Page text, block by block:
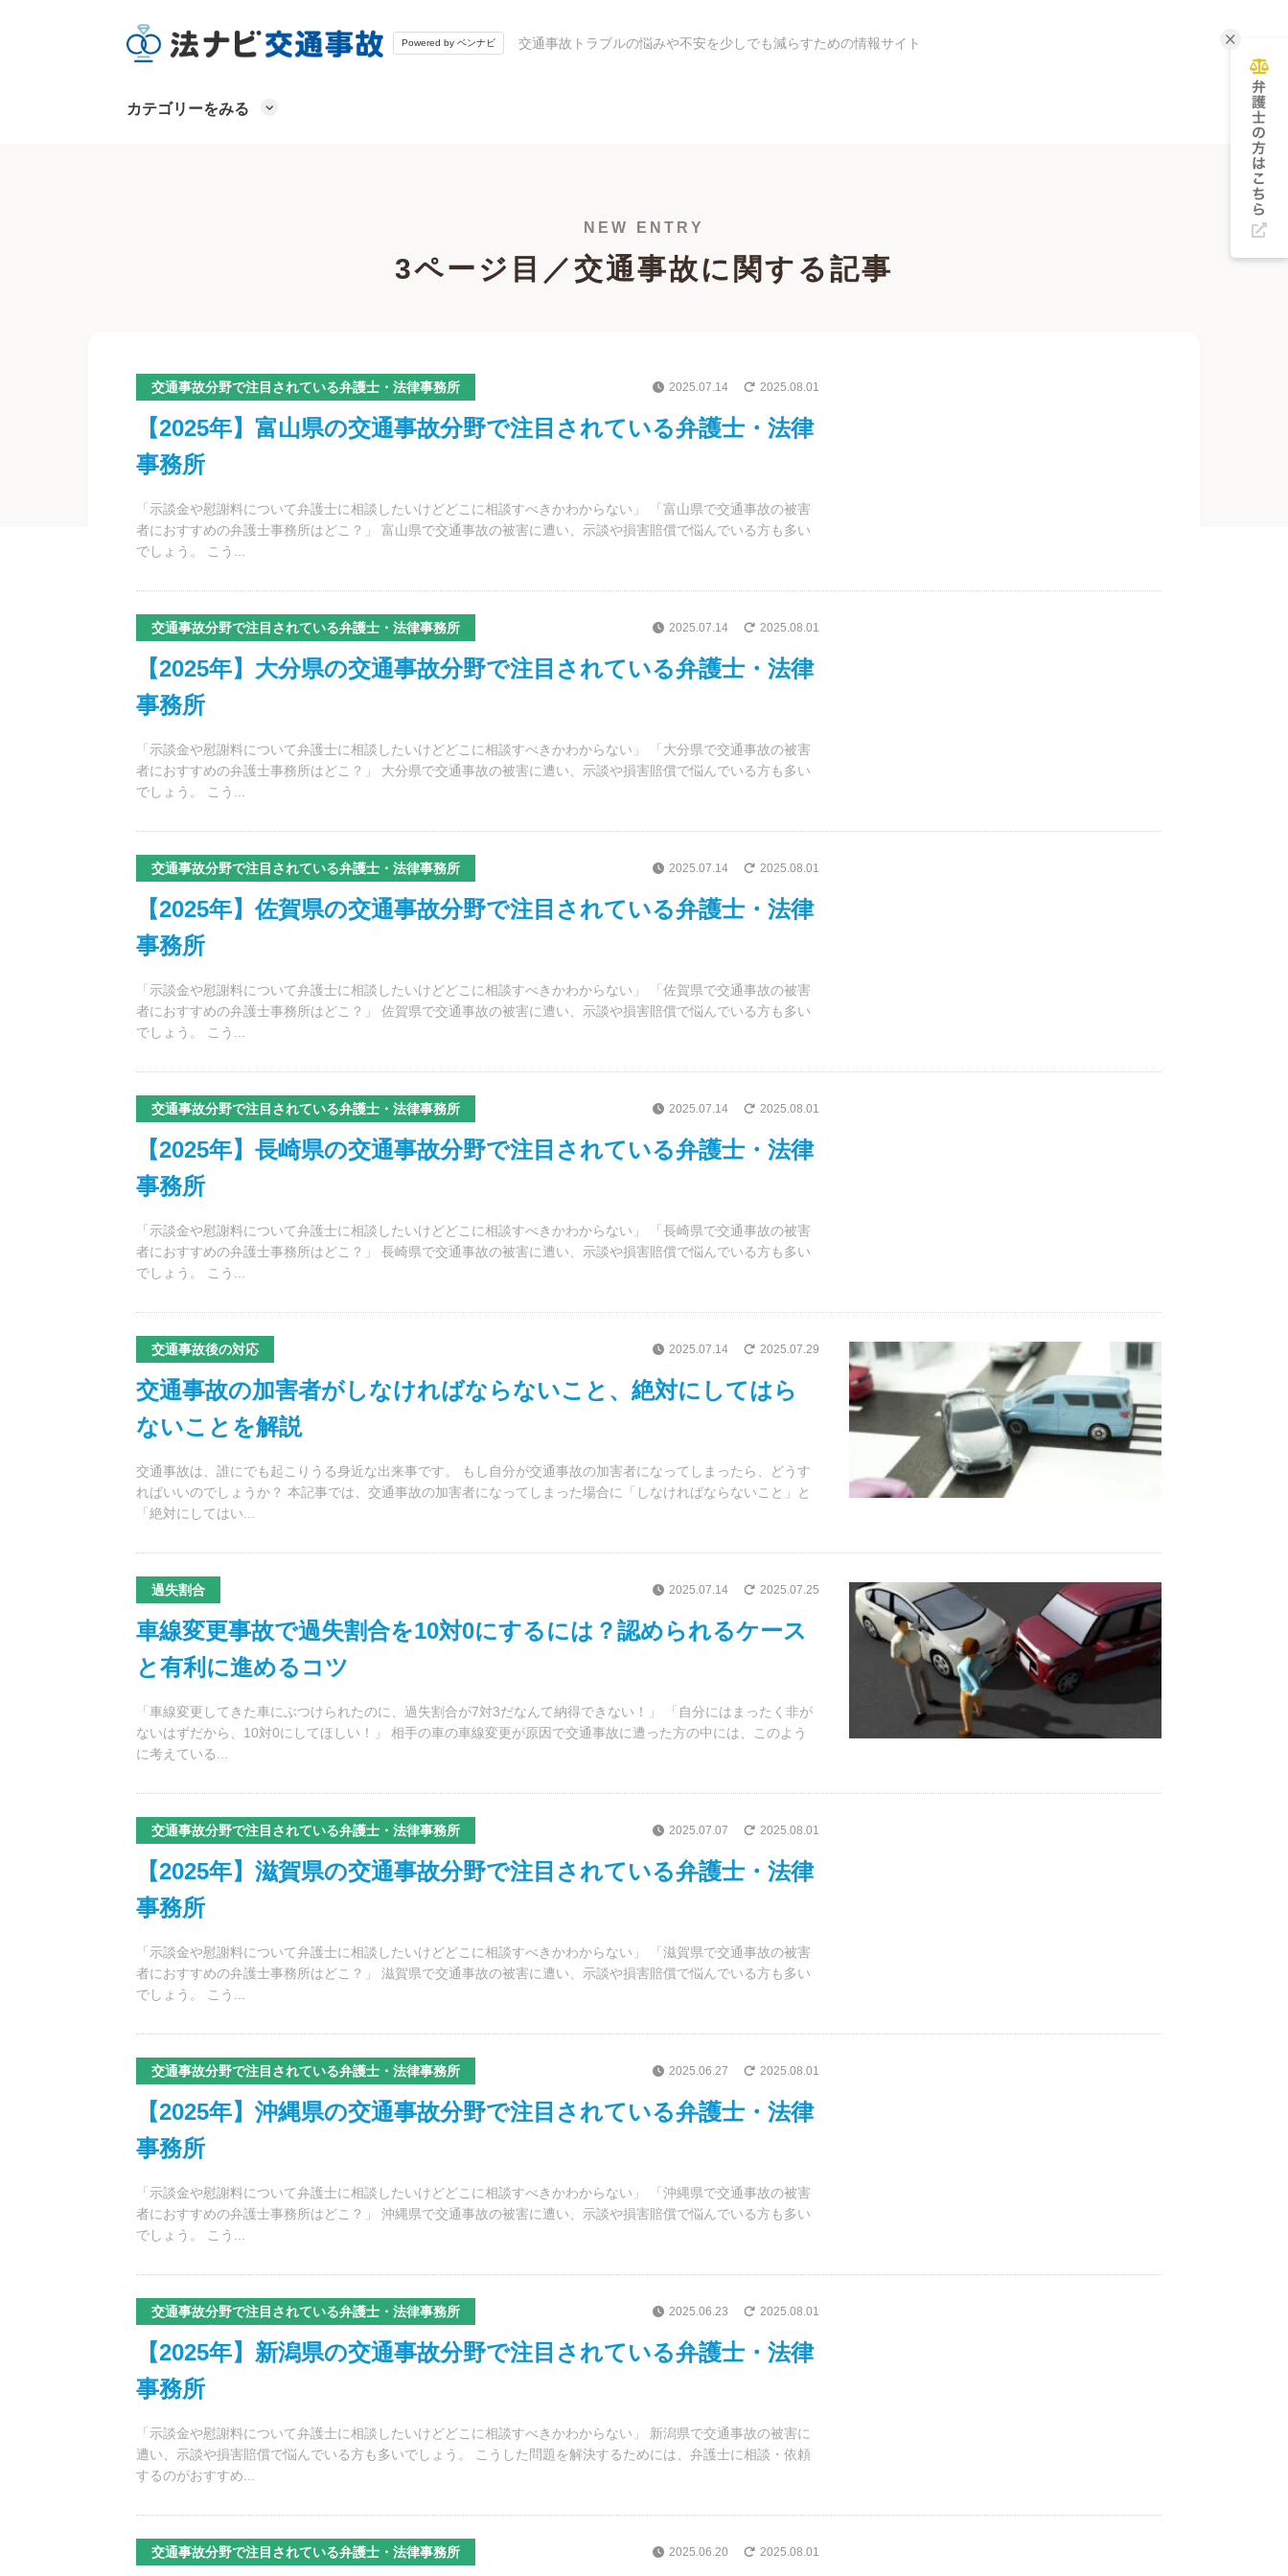
Powered by ベンナビ 交通事故トラブルの悩みや不安を少しでも減らすための情報サイト
カテゴリーをみる
NEW ENTRY
3ページ目／交通事故に関する記事
交通事故分野で注目されている弁護士・法律事務所 2025.07.14 2025.08.01
【2025年】富山県の交通事故分野で注目されている弁護士・法律
事務所
「示談金や慰謝料について弁護士に相談したいけどどこに相談すべきかわからない」 「富山県で交通事故の被害
者におすすめの弁護士事務所はどこ？」 富山県で交通事故の被害に遭い、示談や損害賠償で悩んでいる方も多い
でしょう。 こう...
交通事故分野で注目されている弁護士・法律事務所 2025.07.14 2025.08.01
【2025年】大分県の交通事故分野で注目されている弁護士・法律
事務所
「示談金や慰謝料について弁護士に相談したいけどどこに相談すべきかわからない」 「大分県で交通事故の被害
者におすすめの弁護士事務所はどこ？」 大分県で交通事故の被害に遭い、示談や損害賠償で悩んでいる方も多い
でしょう。 こう...
交通事故分野で注目されている弁護士・法律事務所 2025.07.14 2025.08.01
【2025年】佐賀県の交通事故分野で注目されている弁護士・法律
事務所
「示談金や慰謝料について弁護士に相談したいけどどこに相談すべきかわからない」 「佐賀県で交通事故の被害
者におすすめの弁護士事務所はどこ？」 佐賀県で交通事故の被害に遭い、示談や損害賠償で悩んでいる方も多い
でしょう。 こう...
交通事故分野で注目されている弁護士・法律事務所 2025.07.14 2025.08.01
【2025年】長崎県の交通事故分野で注目されている弁護士・法律
事務所
「示談金や慰謝料について弁護士に相談したいけどどこに相談すべきかわからない」 「長崎県で交通事故の被害
者におすすめの弁護士事務所はどこ？」 長崎県で交通事故の被害に遭い、示談や損害賠償で悩んでいる方も多い
でしょう。 こう...
交通事故後の対応 2025.07.14 2025.07.29
交通事故の加害者がしなければならないこと、絶対にしてはら
ないことを解説
交通事故は、誰にでも起こりうる身近な出来事です。 もし自分が交通事故の加害者になってしまったら、どうす
ればいいのでしょうか？ 本記事では、交通事故の加害者になってしまった場合に「しなければならないこと」と
「絶対にしてはい...
過失割合 2025.07.14 2025.07.25
車線変更事故で過失割合を10対0にするには？認められるケース
と有利に進めるコツ
「車線変更してきた車にぶつけられたのに、過失割合が7対3だなんて納得できない！」 「自分にはまったく非が
ないはずだから、10対0にしてほしい！」 相手の車の車線変更が原因で交通事故に遭った方の中には、このよう
に考えている...
交通事故分野で注目されている弁護士・法律事務所 2025.07.07 2025.08.01
【2025年】滋賀県の交通事故分野で注目されている弁護士・法律
事務所
「示談金や慰謝料について弁護士に相談したいけどどこに相談すべきかわからない」 「滋賀県で交通事故の被害
者におすすめの弁護士事務所はどこ？」 滋賀県で交通事故の被害に遭い、示談や損害賠償で悩んでいる方も多い
でしょう。 こう...
交通事故分野で注目されている弁護士・法律事務所 2025.06.27 2025.08.01
【2025年】沖縄県の交通事故分野で注目されている弁護士・法律
事務所
「示談金や慰謝料について弁護士に相談したいけどどこに相談すべきかわからない」 「沖縄県で交通事故の被害
者におすすめの弁護士事務所はどこ？」 沖縄県で交通事故の被害に遭い、示談や損害賠償で悩んでいる方も多い
でしょう。 こう...
交通事故分野で注目されている弁護士・法律事務所 2025.06.23 2025.08.01
【2025年】新潟県の交通事故分野で注目されている弁護士・法律
事務所
「示談金や慰謝料について弁護士に相談したいけどどこに相談すべきかわからない」 新潟県で交通事故の被害に
遭い、示談や損害賠償で悩んでいる方も多いでしょう。 こうした問題を解決するためには、弁護士に相談・依頼
するのがおすすめ...
交通事故分野で注目されている弁護士・法律事務所 2025.06.20 2025.08.01